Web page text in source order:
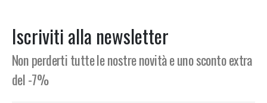
Iscriviti alla newsletter
Non perderti tutte le nostre novità e uno sconto extra
del -7%